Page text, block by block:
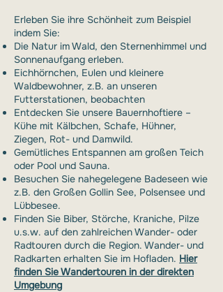
Erleben Sie ihre Schönheit zum Beispiel
indem Sie:
Die Natur im Wald, den Sternenhimmel und
Sonnenaufgang erleben.
Eichhörnchen, Eulen und kleinere
Waldbewohner, z.B. an unseren
Futterstationen, beobachten
Entdecken Sie unsere Bauernhoftiere –
Kühe mit Kälbchen, Schafe, Hühner,
Ziegen, Rot- und Damwild.
Gemütliches Entspannen am großen Teich
oder Pool und Sauna.
Besuchen Sie nahegelegene Badeseen wie
z.B. den Großen Gollin See, Polsensee und
Lübbesee.
Finden Sie Biber, Störche, Kraniche, Pilze
u.s.w. auf den zahlreichen Wander- oder
Radtouren durch die Region. Wander- und
Radkarten erhalten Sie im Hofladen. Hier
finden Sie Wandertouren in der direkten
Umgebung